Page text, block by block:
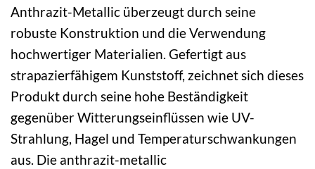
Anthrazit-Metallic überzeugt durch seine
robuste Konstruktion und die Verwendung
hochwertiger Materialien. Gefertigt aus
strapazierfähigem Kunststoff, zeichnet sich dieses
Produkt durch seine hohe Beständigkeit
gegenüber Witterungseinflüssen wie UV-
Strahlung, Hagel und Temperaturschwankungen
aus. Die anthrazit-metallic